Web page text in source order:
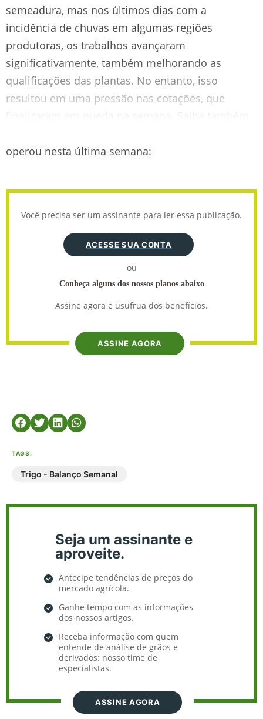
semeadura, mas nos últimos dias com a
incidência de chuvas em algumas regiões
produtoras, os trabalhos avançaram
significativamente, também melhorando as
qualificações das plantas. No entanto, isso
resultou em uma pressão nas cotações, que
finalizaram em queda na semana. Saiba também
operou nesta última semana:
Você precisa ser um assinante para ler essa publicação.
ACESSE SUA CONTA
ou
Conheça alguns dos nossos planos abaixo
Assine agora e usufrua dos benefícios.
ASSINE AGORA
TAGS:
Trigo - Balanço Semanal
Seja um assinante e
aproveite.
Antecipe tendências de preços do
mercado agrícola.
Ganhe tempo com as informações
dos nossos artigos.
Receba informação com quem
entende de análise de grãos e
derivados: nosso time de
especialistas.
ASSINE AGORA